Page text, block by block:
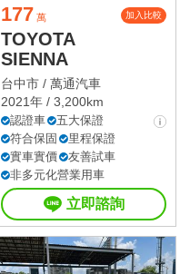
177 萬 加入比較
TOYOTA
SIENNA
台中市 / 萬通汽車
2021年 / 3,200km
認證車
五大保證
符合保固
里程保證
實車實價
友善試車
非多元化營業用車
立即諮詢